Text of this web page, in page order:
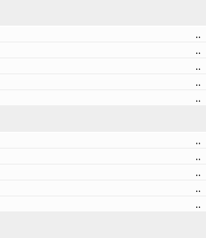
..
..
..
..
..
..
..
..
..
..